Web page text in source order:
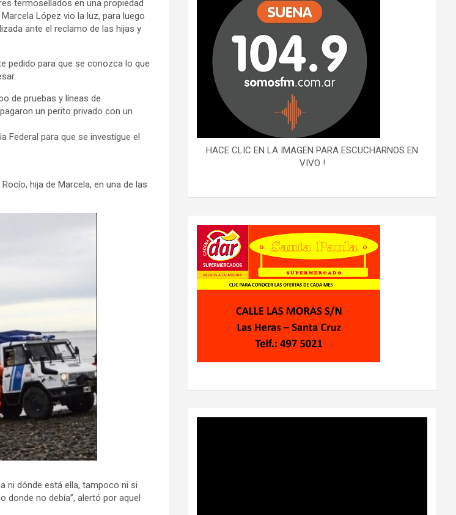
termosellados en una propiedad
López vio la luz, para luego
ante el reclamo de las hijas y
pedido para que se conozca lo que
de pruebas y líneas de
un perito privado con un
Federal para que se investigue el
hija de Marcela, en una de las
ni dónde está ella, tampoco ni si
donde no debía”, alertó por aquel
HACE CLIC EN LA IMAGEN PARA ESCUCHARNOS EN
VIVO !